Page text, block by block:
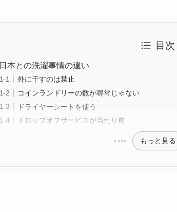
目次
日本との洗濯事情の違い
外に干すのは禁止
コインランドリーの数が尋常じゃない
ドライヤーシートを使う
ドロップオフサービスが当たり前
もっと見る